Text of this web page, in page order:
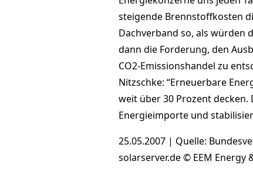
steigende Brennstoffkosten
Dachverband so, als würden
dann die Forderung, den
CO2-Emissionshandel zu
Nitzschke: “Erneuerbare
weit über 30 Prozent decken.
Energieimporte und
25.05.2007 | Quelle:
solarserver.de © EEM Energy